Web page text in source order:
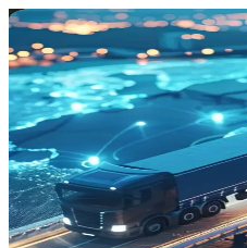
Quên mật khẩu?
Đừng lo, chuyện này ai cũng có
dưới để khôi phục mật khẩu.
Email *